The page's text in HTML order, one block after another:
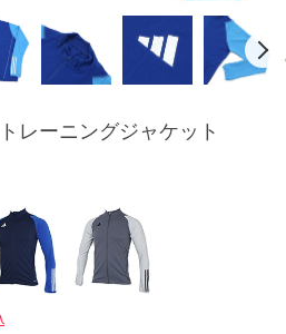
レーニングジャケット